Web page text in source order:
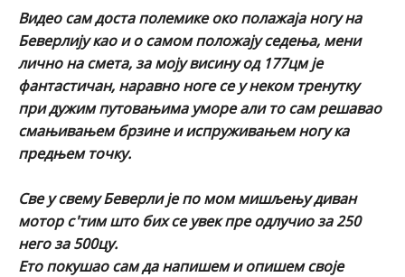
Видео сам доста полемике око полажаја ногу на
Беверлију као и о самом положају седења, мени
лично на смета, за моју висину од 177цм је
фантастичан, наравно ноге се у неком тренутку
при дужим путовањима уморе али то сам решавао
смањивањем брзине и испруживањем ногу ка
предњем точку.
Све у свему Беверли је по мом мишљењу диван
мотор с'тим што бих се увек пре одлучио за 250
него за 500цу.
Ето покушао сам да напишем и опишем своје